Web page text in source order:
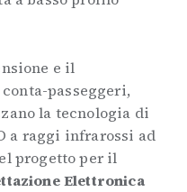
e il
passeggeri,
la tecnologia di
a raggi infrarossi ad
progetto per il
Elettronica